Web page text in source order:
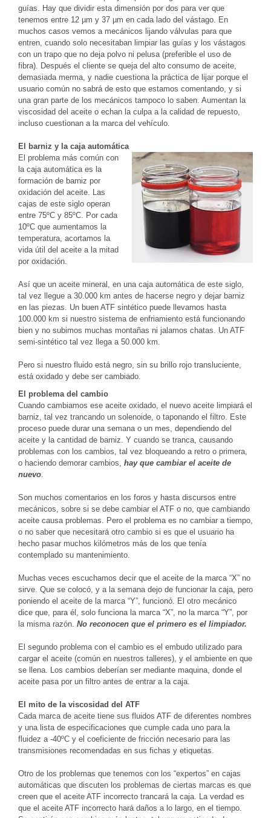
guías. Hay que dividir esta dimensión por dos para ver que
tenemos entre 12 µm y 37 µm en cada lado del vástago. En
muchos casos vemos a mecánicos lijando válvulas para que
entren, cuando solo necesitaban limpiar las guías y los vástagos
con un trapo que no deja polvo ni pelusa (preferible el uso de
fibra). Después el cliente se queja del alto consumo de aceite,
demasiada merma, y nadie cuestiona la práctica de lijar porque el
usuario común no sabrá de esto que estamos comentando, y si
una gran parte de los mecánicos tampoco lo saben. Aumentan la
viscosidad del aceite o echan la culpa a la calidad de repuesto,
incluso cuestionan a la marca del vehículo.
El barniz y la caja automática
El problema más común con
la caja automática es la
formación de barniz por
oxidación del aceite. Las
cajas de este siglo operan
entre 75ºC y 85ºC. Por cada
10ºC que aumentamos la
temperatura, acortamos la
vida útil del aceite a la mitad
por oxidación.
Así que un aceite mineral, en una caja automática de este siglo,
tal vez llegue a 30.000 km antes de hacerse negro y dejar barniz
en las piezas. Un buen ATF sintético puede llevarnos hasta
100.000 km si nuestro sistema de enfriamiento está funcionando
bien y no subimos muchas montañas ni jalamos chatas. Un ATF
semi-sintético tal vez llega a 50.000 km.
Pero si nuestro fluido está negro, sin su brillo rojo transluciente,
está oxidado y debe ser cambiado.
El problema del cambio
Cuando cambiamos ese aceite oxidado, el nuevo aceite limpiará el
barniz, tal vez trancando un solenoide, o taponando el filtro. Este
proceso puede durar una semana o un mes, dependiendo del
aceite y la cantidad de barniz. Y cuando se tranca, causando
problemas con los cambios, tal vez bloqueando a retro o primera,
o haciendo demorar cambios, hay que cambiar el aceite de
nuevo
Son muchos comentarios en los foros y hasta discursos entre
mecánicos, sobre si se debe cambiar el ATF o no, que cambiando
aceite causa problemas. Pero el problema es no cambiar a tiempo,
o no saber que necesitará otro cambio si es que el usuario ha
hecho pasar muchos kilómetros más de los que tenía
contemplado su mantenimiento.
Muchas veces escuchamos decir que el aceite de la marca “X” no
sirve. Que se colocó, y a la semana dejo de funcionar la caja, pero
poniendo el aceite de la marca “Y”, funcionó. El otro mecánico
dice que, para él, solo funciona la marca “X”, no la marca “Y”, por
la misma razón. No reconocen que el primero es el limpiador.
El segundo problema con el cambio es el embudo utilizado para
cargar el aceite (común en nuestros talleres), y el ambiente en que
se llena. Los cambios deberían ser mediante maquina, donde el
aceite pasa por un filtro antes de entrar a la caja.
El mito de la viscosidad del ATF
Cada marca de aceite tiene sus fluidos ATF de diferentes nombres
y una lista de especificaciones que cumple cada uno para la
fluidez a -40ºC y el coeficiente de fricción necesario para las
transmisiones recomendadas en sus fichas y etiquetas.
Otro de los problemas que tenemos con los “expertos” en cajas
automáticas que discuten los problemas de ciertas marcas es que
creen que el aceite ATF incorrecto trancará la caja. La verdad es
que el aceite ATF incorrecto hará daños a lo largo, en el tiempo.